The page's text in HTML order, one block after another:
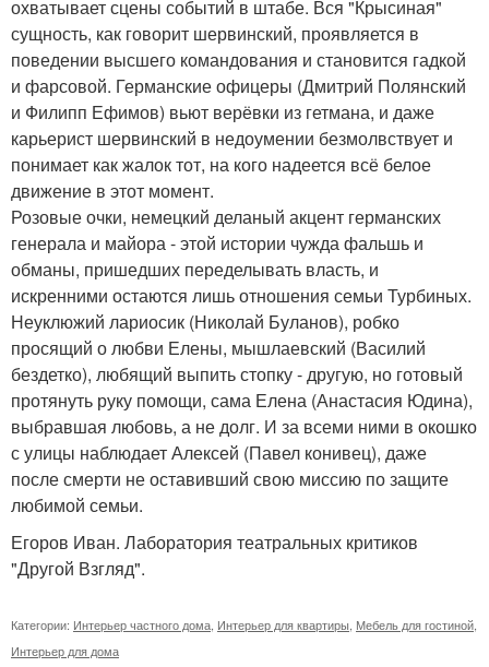
охватывает сцены событий в штабе. Вся "Крысиная"
сущность, как говорит шервинский, проявляется в
поведении высшего командования и становится гадкой
и фарсовой. Германские офицеры (Дмитрий Полянский
и Филипп Ефимов) вьют верёвки из гетмана, и даже
карьерист шервинский в недоумении безмолвствует и
понимает как жалок тот, на кого надеется всё белое
движение в этот момент.
Розовые очки, немецкий деланый акцент германских
генерала и майора - этой истории чужда фальшь и
обманы, пришедших переделывать власть, и
искренними остаются лишь отношения семьи Турбиных.
Неуклюжий лариосик (Николай Буланов), робко
просящий о любви Елены, мышлаевский (Василий
бездетко), любящий выпить стопку - другую, но готовый
протянуть руку помощи, сама Елена (Анастасия Юдина),
выбравшая любовь, а не долг. И за всеми ними в окошко
с улицы наблюдает Алексей (Павел конивец), даже
после смерти не оставивший свою миссию по защите
любимой семьи.
Егоров Иван. Лаборатория театральных критиков
"Другой Взгляд".
Категории: Интерьер частного дома Интерьер для квартиры Мебель для гостиной
Интерьер для дома